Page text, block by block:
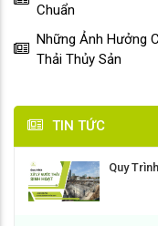
Chuẩn
Những Ảnh Hưởng
Thải Thủy Sản
TIN TỨC
Quy